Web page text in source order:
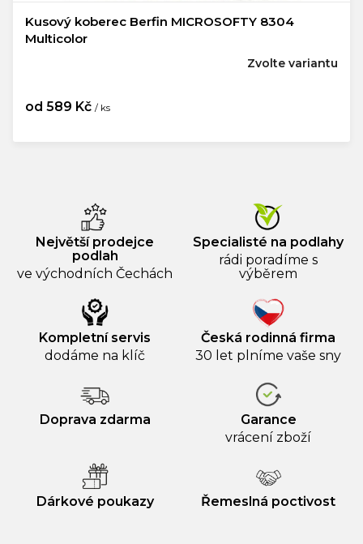
Kusový koberec Berfin MICROSOFTY 8304
Multicolor
od 589 Kč / ks
Zvolte variantu
Největší prodejce
podlah
ve východních Čechách
Specialisté na podlahy
rádi poradíme s
výběrem
Kompletní servis
dodáme na klíč
Česká rodinná firma
30 let plníme vaše sny
Doprava zdarma
Garance
vrácení zboží
Dárkové poukazy Řemeslná poctivost